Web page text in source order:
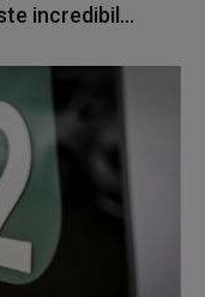
incredibil...